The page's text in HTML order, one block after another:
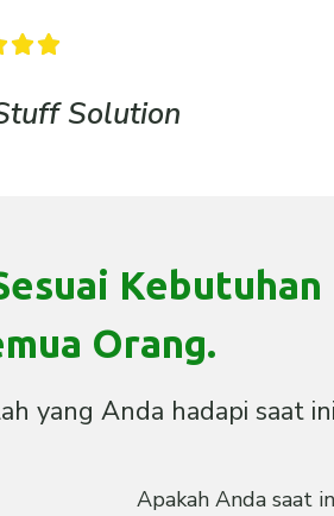

Solution
Orang.
yang Anda hadapi saat
Apakah Anda saat